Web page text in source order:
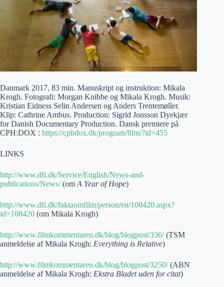
Danmark 2017, 83 min. Manuskript og instruktion: Mikala
Krogh. Fotografi: Morgan Knibbe og Mikala Krogh. Musik:
Kristian Eidness Selin Andersen og Anders Trentemøller.
Klip: Cathrine Ambus. Production: Sigrid Jonsson Dyekjær
for Danish Documentary Production. Dansk premiere på
CPH:DOX : https://cphdox.dk/program/film/?id=455
LINKS
http://www.dfi.dk/Service/English/News-and-
publications/News/(om A Year of Hope)
http://www.dfi.dk/faktaomfilm/person/en/108420.aspx?
id=108420 (om Mikala Krogh)
http://www.filmkommentaren.dk/blog/blogpost/336/(TSM
anmeldelse af Mikala Krogh: Everything is Relative)
http://www.filmkommentaren.dk/blog/blogpost/3250/(ABN
anmeldelse af Mikala Krogh: Ekstra Bladet uden for citat)